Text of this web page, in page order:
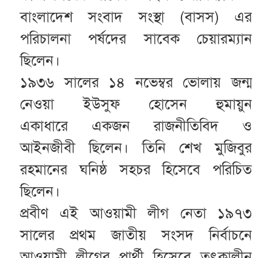
বাংলাদেশ সংবাদ সংস্থা (বাসস) এর
পরিচালনা পর্ষদের সাবেক চেয়ারম্যান
ছিলেন।
১৯৩৬ সালের ১৪ নভেম্বর ভোলায় জন্ম
নেওয়া ইউসুফ হোসেন হুমায়ুন
একাধারে একজন রাজনীতিবিদ ও
আইনজীবী ছিলেন। তিনি শেখ মুজিবুর
রহমানের ঘনিষ্ঠ সহচর হিসেবে পরিচিত
ছিলেন।
প্রবীণ এই আওয়ামী লীগ নেতা ১৯৭৩
সালের প্রথম জাতীয় সংসদ নির্বাচনে